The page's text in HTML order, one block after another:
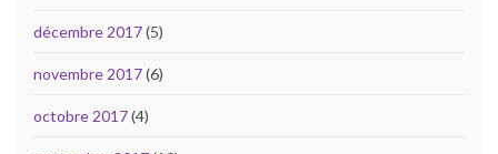
décembre 2017(5)
novembre 2017(6)
octobre 2017(4)